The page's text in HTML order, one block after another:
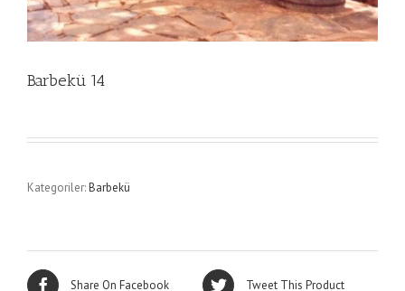
Barbekü 14
Kategoriler:Barbekü
Share On Facebook Tweet This Product